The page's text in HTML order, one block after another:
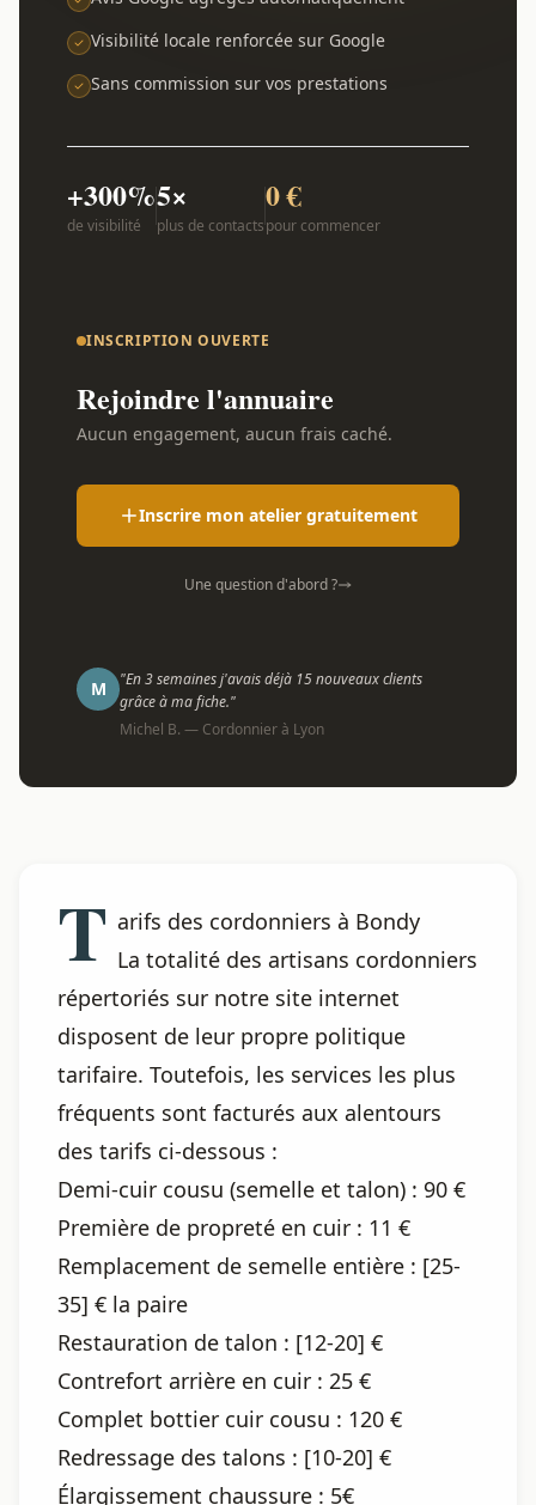
Visibilité locale renforcée sur Google
Sans commission sur vos prestations
+300%
de visibilité
5×
plus de contacts
0 €
pour commencer
INSCRIPTION OUVERTE
Rejoindre l'annuaire
Aucun engagement, aucun frais caché.
Inscrire mon atelier gratuitement
Une question d'abord ?
M
"En 3 semaines j'avais déjà 15 nouveaux clients
grâce à ma fiche."
Michel B. — Cordonnier à Lyon
T arifs des cordonniers à Bondy
La totalité des artisans cordonniers
répertoriés sur notre site internet
disposent de leur propre politique
tarifaire. Toutefois, les services les plus
fréquents sont facturés aux alentours
des tarifs ci-dessous :
Demi-cuir cousu (semelle et talon) : 90 €
Première de propreté en cuir : 11 €
Remplacement de semelle entière : [25-
35] € la paire
Restauration de talon : [12-20] €
Contrefort arrière en cuir : 25 €
Complet bottier cuir cousu : 120 €
Redressage des talons : [10-20] €
Élargissement chaussure : 5€